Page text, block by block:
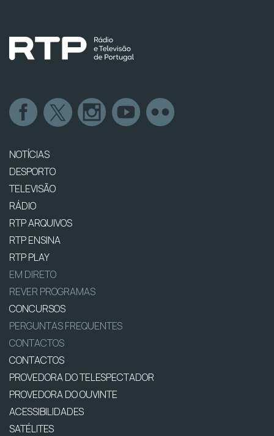
NOTÍCIAS
DESPORTO
TELEVISÃO
RÁDIO
RTP ARQUIVOS
RTP ENSINA
RTP PLAY
EM DIRETO
REVER PROGRAMAS
CONCURSOS
PERGUNTAS FREQUENTES
CONTACTOS
CONTACTOS
PROVEDORA DO TELESPECTADOR
PROVEDORA DO OUVINTE
ACESSIBILIDADES
SATÉLITES